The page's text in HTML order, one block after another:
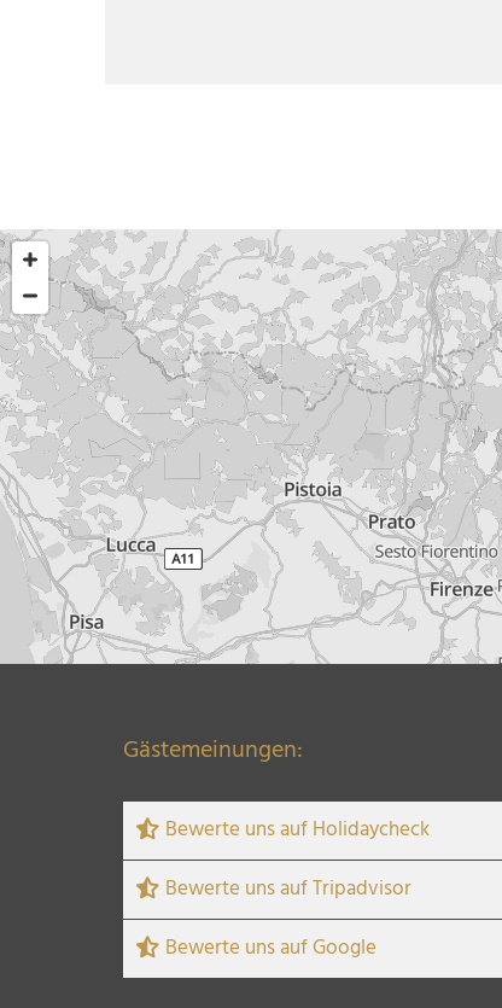
Gästemeinungen:
Bewerte uns auf Holidaycheck
Bewerte uns auf Tripadvisor
Bewerte uns auf Google